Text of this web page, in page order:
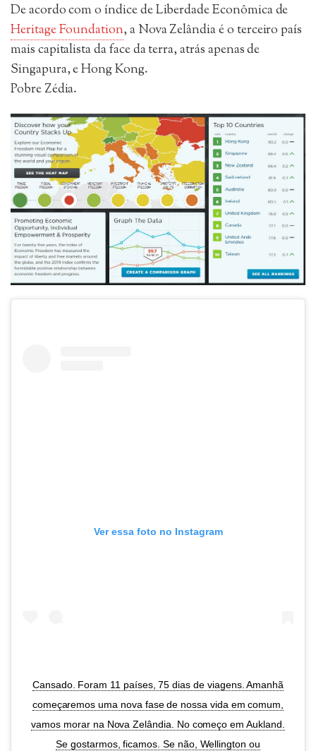
De acordo com o índice de Liberdade Econômica de
Heritage Foundation, a Nova Zelândia é o terceiro país
mais capitalista da face da terra, atrás apenas de
Singapura, e Hong Kong.
Pobre Zédia.
Ver essa foto no Instagram
Cansado. Foram 11 países, 75 dias de viagens. Amanhã
começaremos uma nova fase de nossa vida em comum,
vamos morar na Nova Zelândia. No começo em Aukland.
Se gostarmos, ficamos. Se não, Wellington ou